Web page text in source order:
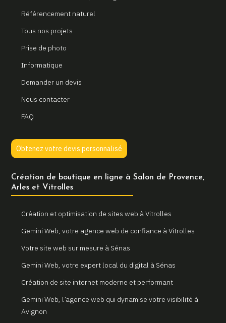
Référencement naturel
Tous nos projets
Prise de photo
Informatique
Demander un devis
Nous contacter
FAQ
Obtenez votre devis personnalisé
Création de boutique en ligne à Salon de Provence,
Arles et Vitrolles
Création et optimisation de sites web à Vitrolles
Gemini Web, votre agence web de confiance à Vitrolles
Votre site web sur mesure à Sénas
Gemini Web, votre expert local du digital à Sénas
Création de site internet moderne et performant
Gemini Web, l’agence web qui dynamise votre visibilité à
Avignon